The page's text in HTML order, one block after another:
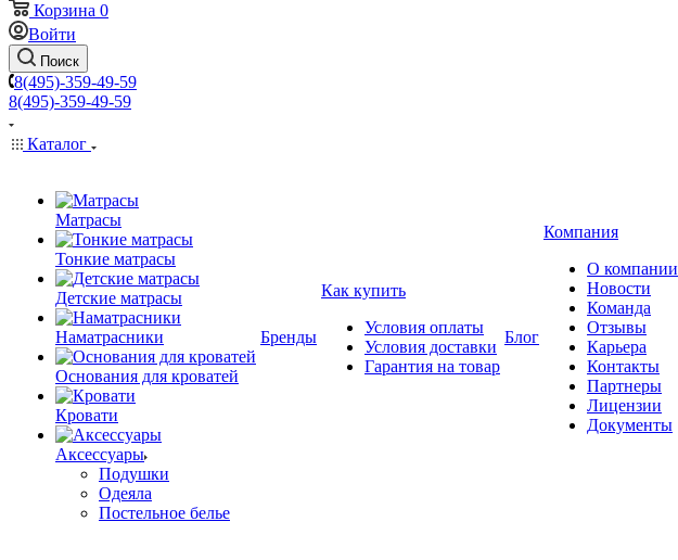
Корзина 0
Войти
Поиск
8(495)-359-49-59
8(495)-359-49-59
Каталог
Матрасы
Тонкие матрасы
Детские матрасы
Наматрасники
Основания для кроватей
Кровати
Аксессуары
Подушки
Одеяла
Постельное белье
Бренды
Как купить
Условия оплаты
Условия доставки
Гарантия на товар
Блог
Компания
О компании
Новости
Команда
Отзывы
Карьера
Контакты
Партнеры
Лицензии
Документы